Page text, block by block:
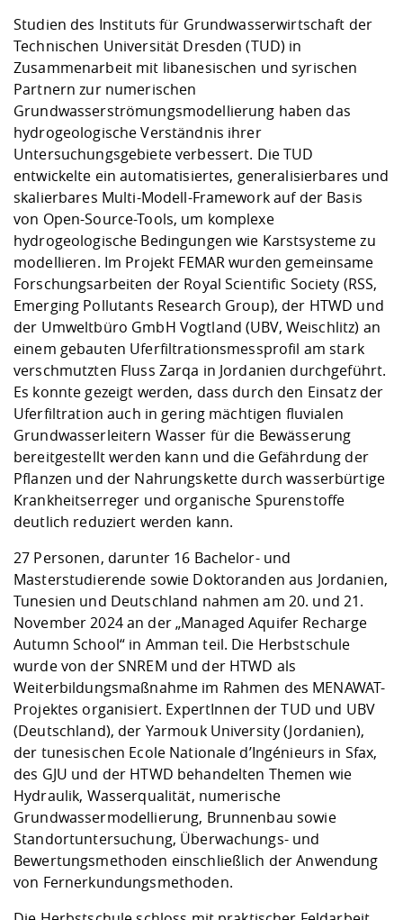
Studien des Instituts für Grundwasserwirtschaft der
Technischen Universität Dresden (TUD) in
Zusammenarbeit mit libanesischen und syrischen
Partnern zur numerischen
Grundwasserströmungsmodellierung haben das
hydrogeologische Verständnis ihrer
Untersuchungsgebiete verbessert. Die TUD
entwickelte ein automatisiertes, generalisierbares und
skalierbares Multi-Modell-Framework auf der Basis
von Open-Source-Tools, um komplexe
hydrogeologische Bedingungen wie Karstsysteme zu
modellieren. Im Projekt FEMAR wurden gemeinsame
Forschungsarbeiten der Royal Scientific Society (RSS,
Emerging Pollutants Research Group), der HTWD und
der Umweltbüro GmbH Vogtland (UBV, Weischlitz) an
einem gebauten Uferfiltrationsmessprofil am stark
verschmutzten Fluss Zarqa in Jordanien durchgeführt.
Es konnte gezeigt werden, dass durch den Einsatz der
Uferfiltration auch in gering mächtigen fluvialen
Grundwasserleitern Wasser für die Bewässerung
bereitgestellt werden kann und die Gefährdung der
Pflanzen und der Nahrungskette durch wasserbürtige
Krankheitserreger und organische Spurenstoffe
deutlich reduziert werden kann.
27 Personen, darunter 16 Bachelor- und
Masterstudierende sowie Doktoranden aus Jordanien,
Tunesien und Deutschland nahmen am 20. und 21.
November 2024 an der „Managed Aquifer Recharge
Autumn School“ in Amman teil. Die Herbstschule
wurde von der SNREM und der HTWD als
Weiterbildungsmaßnahme im Rahmen des MENAWAT-
Projektes organisiert. ExpertInnen der TUD und UBV
(Deutschland), der Yarmouk University (Jordanien),
der tunesischen Ecole Nationale d’Ingénieurs in Sfax,
des GJU und der HTWD behandelten Themen wie
Hydraulik, Wasserqualität, numerische
Grundwassermodellierung, Brunnenbau sowie
Standortuntersuchung, Überwachungs- und
Bewertungsmethoden einschließlich der Anwendung
von Fernerkundungsmethoden.